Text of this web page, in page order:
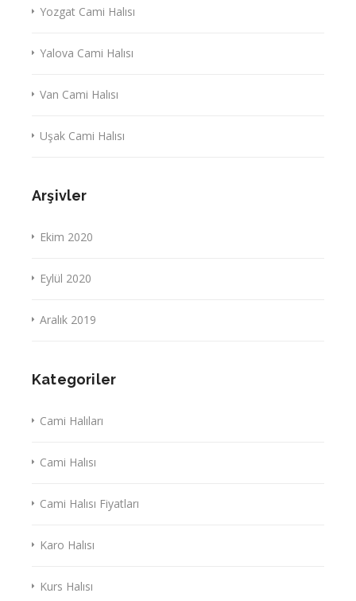
Yozgat Cami Halısı
Yalova Cami Halısı
Van Cami Halısı
Uşak Cami Halısı
Arşivler
Ekim 2020
Eylül 2020
Aralık 2019
Kategoriler
Cami Halıları
Cami Halısı
Cami Halısı Fiyatları
Karo Halısı
Kurs Halısı